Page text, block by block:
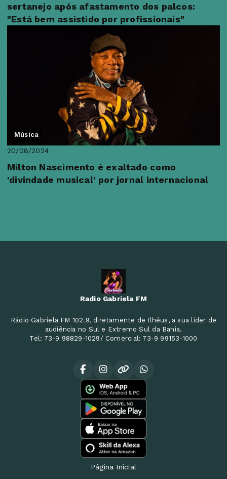
sertanejo após afastamento dos palcos:
"Está bem assistido por profissionais"
Música
20/08/2024
Milton Nascimento é exaltado como
'divindade musical' por jornal internacional
Radio Gabriela FM
Rádio Gabriela FM 102.9, diretamente de Ilhéus, a sua líder de
audiência no Sul e Extremo Sul da Bahia.
Tel: 73-9 98829-1029/ Comercial: 73-9 99153-1000
Página Inicial